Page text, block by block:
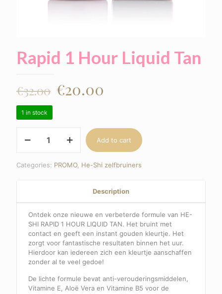
Rapid 1 Hour Liquid Tan
€32.00 €20.00
1 in stock
Tan
Add to cart
Categories: PROMO He-Shi zelfbruiners
Description
Ontdek onze nieuwe en verbeterde formule van HE-
SHI RAPID 1 HOUR LIQUID TAN. Het bruint met
contact en geeft een instant gouden kleurtje. Het
zorgt voor fantastische resultaten binnen het uur.
Hierdoor kan iedereen zich een kleurtje aanschaffen
zonder al te veel gedoe!
De lichte formule bevat anti-verouderingsmiddelen,
Vitamine E, Aloë Vera en Vitamine B5 voor de